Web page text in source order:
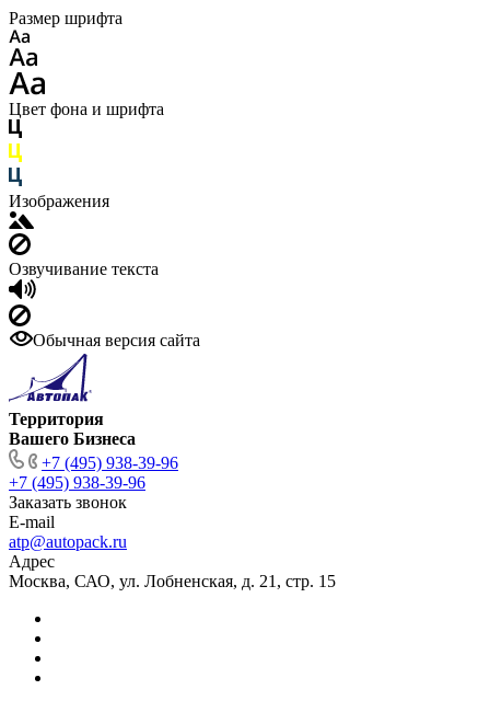
Размер шрифта
Цвет фона и шрифта
Изображения
Озвучивание текста
Обычная версия сайта
Территория
Вашего Бизнеса
+7 (495) 938-39-96
+7 (495) 938-39-96
Заказать звонок
E-mail
atp@autopack.ru
Адрес
Москва, САО, ул. Лобненская, д. 21, стр. 15